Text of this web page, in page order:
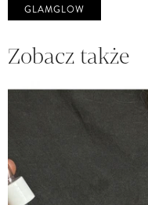
GLAMGLOW
Zobacz także